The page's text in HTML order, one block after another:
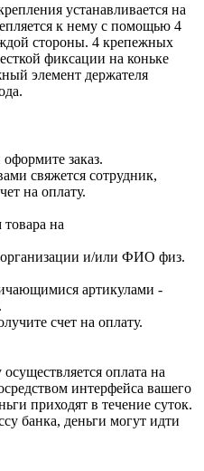
устанавливается на
к нему с помощью 4
стороны. 4 крепежных
фиксации на коньке
элемент держателя
заказ.
свяжется сотрудник,
на оплату.
на
и/или ФИО физ.
артикулами -
счет на оплату.
оплата на
интерфейса вашего
приходят в течение суток.
банка, деньги могут идти